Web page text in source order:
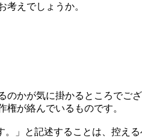
えでしょうか。
かが気に掛かるところでござ
が絡んでいるものです。
」と記述することは、控える